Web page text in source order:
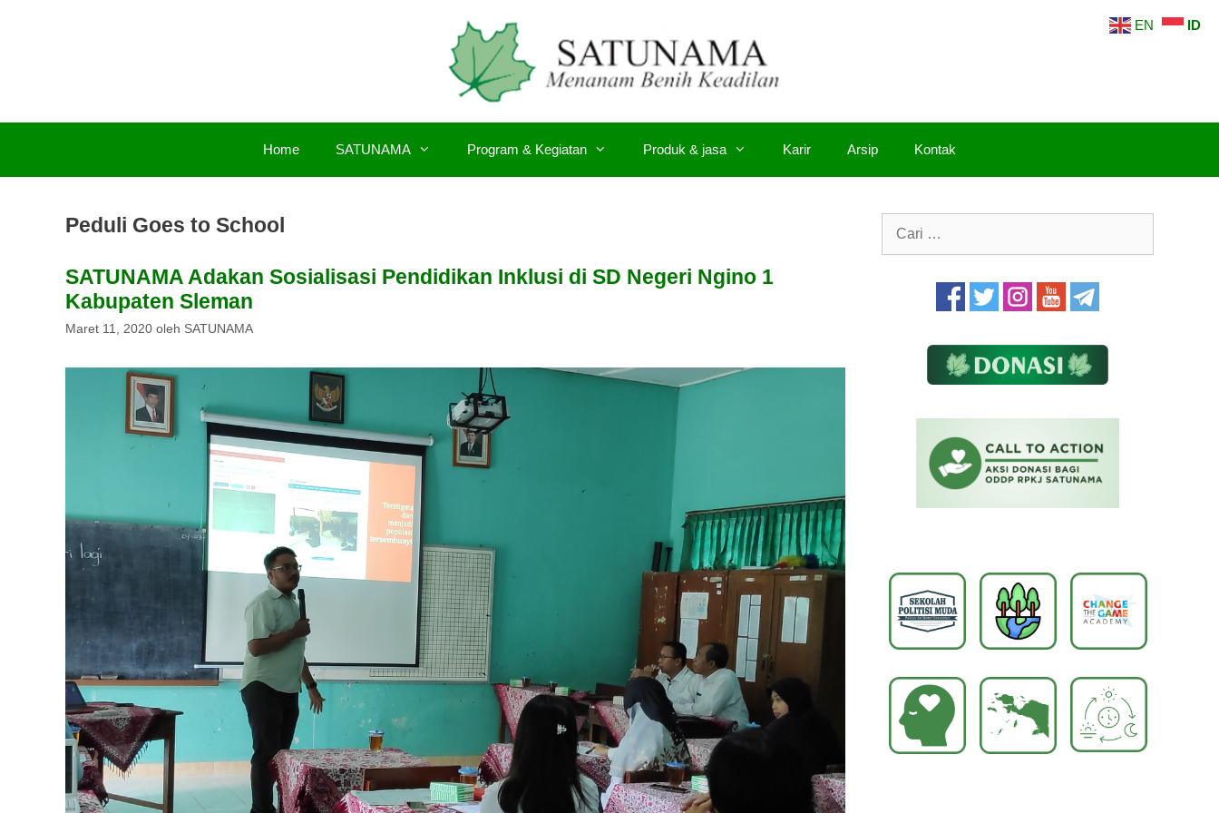
Home SATUNAMA Program & Kegiatan Produk & jasa Karir Arsip Kontak
Peduli Goes to School
SATUNAMA Adakan Sosialisasi Pendidikan Inklusi di SD Negeri Ngino 1
Kabupaten Sleman
Maret 11, 2020 oleh SATUNAMA
Cari
EN ID